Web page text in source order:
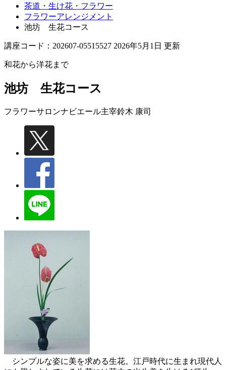
茶道・生け花・フラワー
フラワーアレンジメント
池坊 生花コース
講座コード：202607-05515527 2026年5月1日 更新
和花から洋花まで
池坊 生花コース
フラワーサロンナビエール主宰鈴木 康司
シンプルな姿に美を求める生花。江戸時代に生まれ現代人